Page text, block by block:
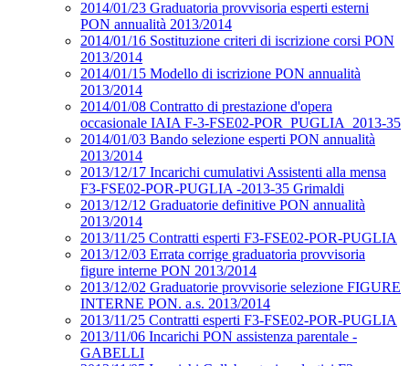
2014/01/23 Graduatoria provvisoria esperti esterni
PON annualità 2013/2014
2014/01/16 Sostituzione criteri di iscrizione corsi PON
2013/2014
2014/01/15 Modello di iscrizione PON annualità
2013/2014
2014/01/08 Contratto di prestazione d'opera
occasionale IAIA F-3-FSE02-POR_PUGLIA_2013-35
2014/01/03 Bando selezione esperti PON annualità
2013/2014
2013/12/17 Incarichi cumulativi Assistenti alla mensa
F3-FSE02-POR-PUGLIA -2013-35 Grimaldi
2013/12/12 Graduatorie definitive PON annualità
2013/2014
2013/11/25 Contratti esperti F3-FSE02-POR-PUGLIA
2013/12/03 Errata corrige graduatoria provvisoria
figure interne PON 2013/2014
2013/12/02 Graduatorie provvisorie selezione FIGURE
INTERNE PON. a.s. 2013/2014
2013/11/25 Contratti esperti F3-FSE02-POR-PUGLIA
2013/11/06 Incarichi PON assistenza parentale -
GABELLI